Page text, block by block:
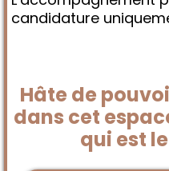
candidature
Hâte de
dans cet
qui est